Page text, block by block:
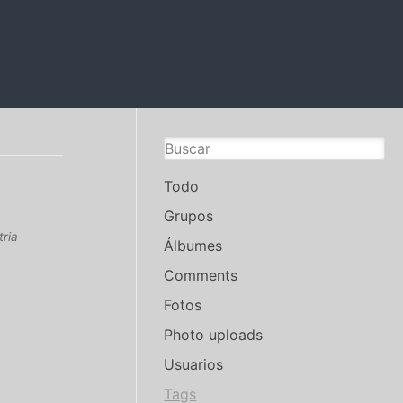
Todo
Grupos
Álbumes
Comments
Fotos
Photo uploads
Usuarios
Tags